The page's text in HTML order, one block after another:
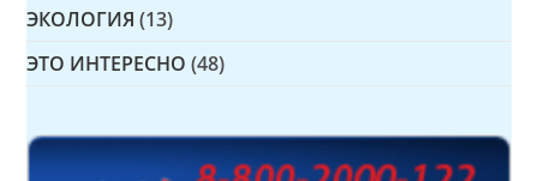
ЭКОЛОГИЯ (13)
ЭТО ИНТЕРЕСНО (48)